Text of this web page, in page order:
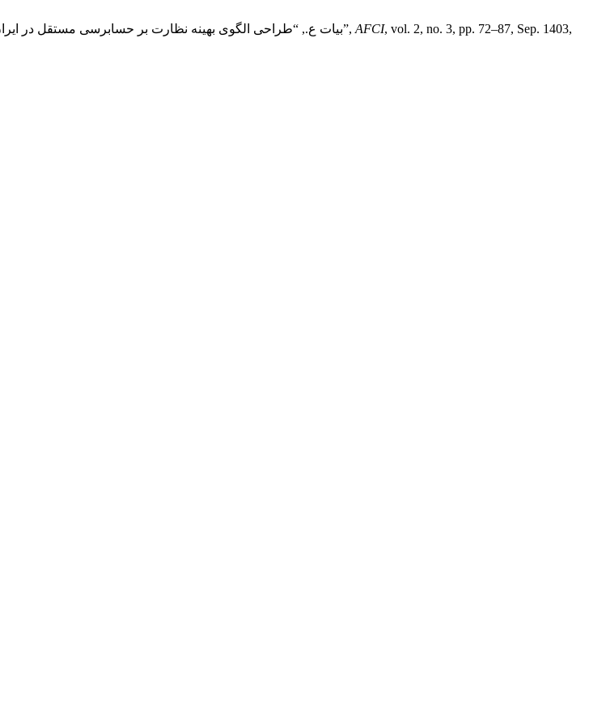
رشیدی . ی., عثمانی م. ق., محمدی ع. ., and بیات ع., “طراحی الگوی بهینه نظارت بر حسابرسی مستقل در ایران با رویکرد ارتقای شفافیت مالی و اعتماد عمومی”, AFCI, vol. 2, no. 3, pp. 72–87, Sep. 1403,